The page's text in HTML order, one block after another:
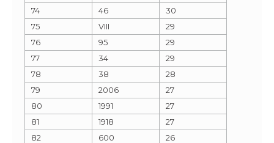
74
46
30
75
VIII
29
76
95
29
77
34
29
78
38
28
79
2006
27
80
1991
27
81
1918
27
82
600
26